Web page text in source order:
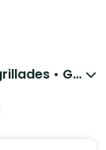
Français Traditionnel • Barbecue et grillades • Gastronomique • Wedding Cake